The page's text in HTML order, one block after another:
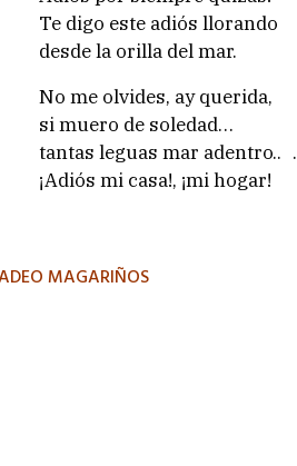
Te digo este adiós llorando
desde la orilla del mar.
No me olvides, ay querida,
si muero de soledad…
tantas leguas mar adentro.. .
¡Adiós mi casa!, ¡mi hogar!
MAGARIÑOS